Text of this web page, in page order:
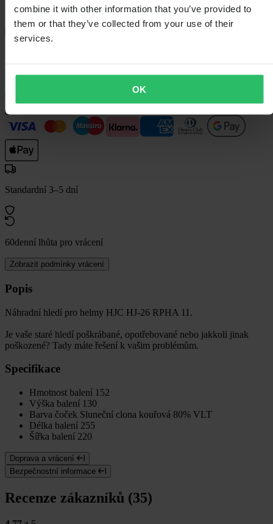
combine it with other information that you’ve provided to
them or that they’ve collected from your use of their
services.
OK
1 249,00 Kč Ušetříte 120,00 Kč
Záruka dorovnání ceny
Barva čoček: Sluneční clona kouřová 80% VLT
Barva čoček: Sluneční clona kouřová 80% VLT
Standardní 3–5 dní
60denní lhůta pro vrácení
Zobrazit podmínky vrácení
Popis
Náhradní hledí pro helmy HJC HJ-26 RPHA 11.
Je vaše staré hledí poškrábané, opotřebované nebo jakkoli jinak
poškozené? Tady máte řešení k vašim problémům.
Specifikace
Hmotnost balení 152
Výška balení 130
Barva čoček Sluneční clona kouřová 80% VLT
Délka balení 255
Šířka balení 220
Doprava a vrácení
Bezpečnostní informace
Recenze zákazníků (35)